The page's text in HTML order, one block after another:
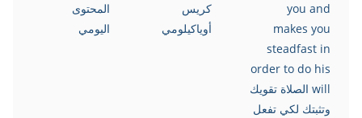
you and
makes you
steadfast in
order to do his
will الصلاة تقويك
وتثبتك لكي تفعل
كريس
أوياكيلومي
المحتوى
اليومي